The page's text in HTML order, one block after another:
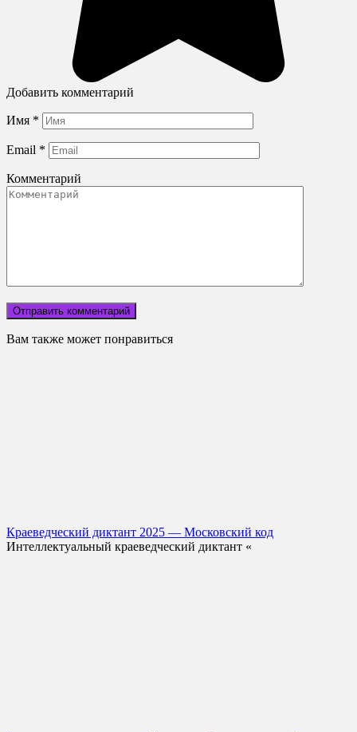
Добавить комментарий
Имя *
Email *
Комментарий
Вам также может понравиться
Краеведческий диктант 2025 — Московский код
Интеллектуальный краеведческий диктант «